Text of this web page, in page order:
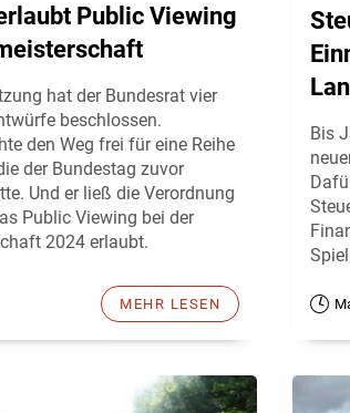
Public Viewing
hat der Bundesrat vier
beschlossen.
den Weg frei für eine Reihe
der Bundestag zuvor
Und er ließ die Verordnung
Public Viewing bei der
2024 erlaubt.
MEHR LESEN
Bis